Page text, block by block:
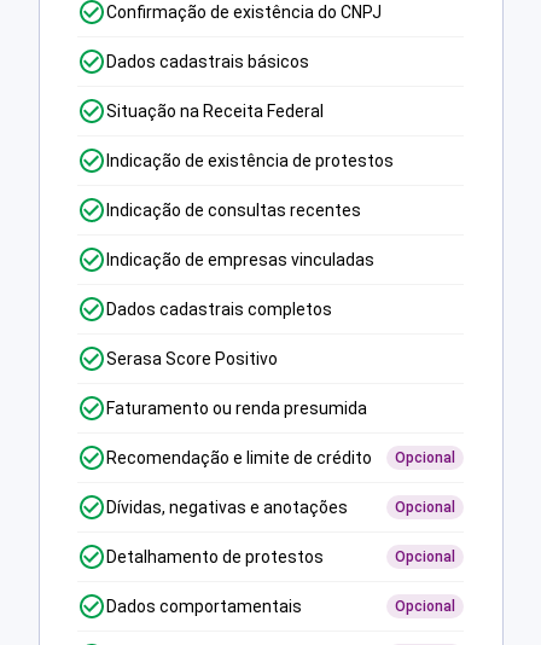
Confirmação de existência do CNPJ
Dados cadastrais básicos
Situação na Receita Federal
Indicação de existência de protestos
Indicação de consultas recentes
Indicação de empresas vinculadas
Dados cadastrais completos
Serasa Score Positivo
Faturamento ou renda presumida
Recomendação e limite de crédito Opcional
Dívidas, negativas e anotações Opcional
Detalhamento de protestos Opcional
Dados comportamentais Opcional